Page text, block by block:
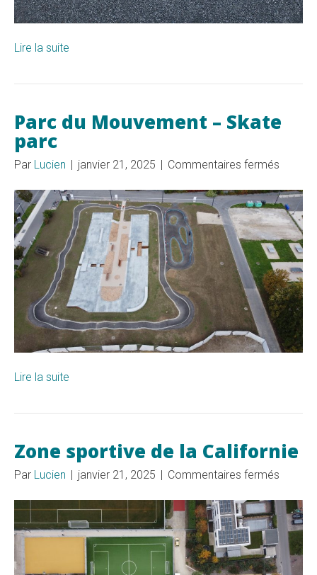
Lire la suite
Parc du Mouvement – Skate
parc
Par Lucien | janvier 21, 2025 | Commentaires fermés
du
–
Skate
parc
Lire la suite
Zone sportive de la Californie
Par Lucien | janvier 21, 2025 | Commentaires fermés
de